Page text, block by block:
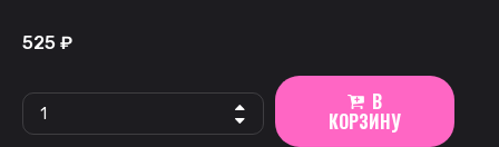
525 ₽
В
КОРЗИНУ